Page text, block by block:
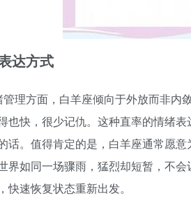
达方式
管理方面，白羊座倾向于外放而非内
也快，很少记仇。这种直率的情绪
话。值得肯定的是，白羊座通常愿
界如同一场骤雨，猛烈却短暂，不
快速恢复状态重新出发。